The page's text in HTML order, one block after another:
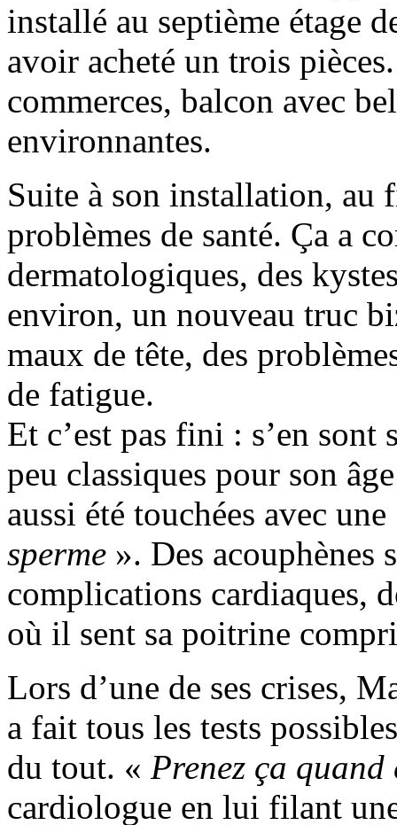
installé au septième étage
avoir acheté un trois
commerces, balcon avec
environnantes.
Suite à son installation, au
problèmes de santé. Ça a
dermatologiques, des
environ, un nouveau truc
maux de tête, des
de fatigue.
Et c’est pas fini : s’en
peu classiques pour son
aussi été touchées avec
sperme ». Des acouphènes
complications cardiaques,
où il sent sa poitrine
Lors d’une de ses crises,
a fait tous les tests
du tout. « Prenez ça
cardiologue en lui filant